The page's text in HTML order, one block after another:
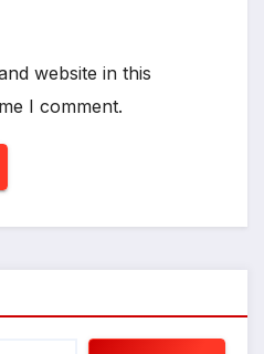
website in this
I comment.